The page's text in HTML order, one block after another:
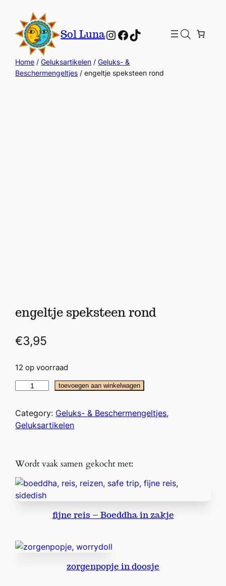
Sol LunaInstagram
Facebook
TikTok
Home /Geluksartikelen /Geluks- &
Beschermengeltjes / engeltje speksteen rond
engeltje speksteen rond
€3,95
12 op voorraad
g
e
j
s
p
t
toevoegen aan winkelwagen
Category: Geluks- & Beschermengeltjes
Geluksartikelen
Wordt vaak samen gekocht met:
fijne reis – Boeddha in zakje
zorgenpopje in doosje